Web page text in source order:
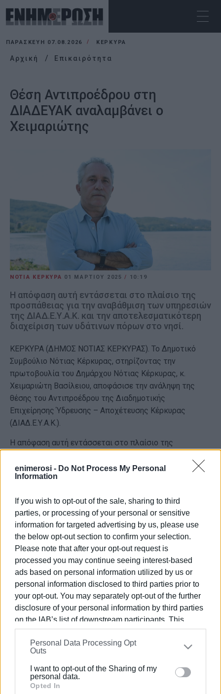
enimerosi - Do Not Process My Personal
Information
If you wish to opt-out of the sale, sharing to third
parties, or processing of your personal or sensitive
information for targeted advertising by us, please use
the below opt-out section to confirm your selection.
Please note that after your opt-out request is
processed you may continue seeing interest-based
ads based on personal information utilized by us or
personal information disclosed to third parties prior to
your opt-out. You may separately opt-out of the further
disclosure of your personal information by third parties
on the IAB’s list of downstream participants. This
information may also be disclosed by us to third parties
on theIAB’s List of Downstream Participants
that may
further disclose it to other third parties.
Please note that this website/app uses one or more
Google services and may gather and store information
Personal Data Processing Opt
Outs
I want to opt-out of the Sharing of my
personal data.
Opted In
ΠΑΡΑΣΚΕΥΉ 07.08.2026 ΚΕΡΚΥΡΑ
Αρχική Επικαιρότητα
Θέση Αντιπροέδρου στη
ΔΙΑΔΕΥΑΚ αναλαμβάνει ο
Χειμαριώτης
ΝΟΤΙΑ ΚΕΡΚΥΡΑ 01 ΜΑΡΤΊΟΥ 2025/ 10:19
Η απόφαση αυτή εντάσσεται στο πλαίσιο της
προσπάθειας για την αναβάθμιση των υπηρεσιών
της ΔΙΑΔ.Ε.Υ.Α.Κ. και την αποτελεσματικότερη
διαχείριση των υδάτινων πόρων στο νησί.
ΚΕΡΚΥΡΑ (ΔΗΜΟΣ ΝΟΤΙΑΣ ΚΕΡΚΥΡΑΣ). Το Δημοτικό
Συμβούλιο Νότιας Κέρκυρας, στηρίζοντας την
πρωτοβουλία του Δημάρχου Νότιας Κέρκυρας, κ.
Χειμαριώτη Βασίλειου, αποφάσισε την ανάληψη της
θέσης του Αντιπροέδρου της Διαδημοτικής
Επιχείρησης Ύδρευσης – Αποχέτευσης Κέρκυρας
(ΔΙΑΔ.Ε.Υ.Α.Κ.).
Η απόφαση αυτή εντάσσεται στο πλαίσιο της
ΔΙΑΔ.Ε.Υ.Α.Κ. και την αποτελεσματικότερη διαχείριση
των υδάτινων πόρων στο νησί.
ΦΩΤΟ@ΒΑΣΙΛΗΣ ΧΕΙΜΑΡΙΩΤΗΣ
Εμφανίσεις: 127
Ακολουθήστε το enimerosi στο Facebook
Συνδρομητές στο e-paper